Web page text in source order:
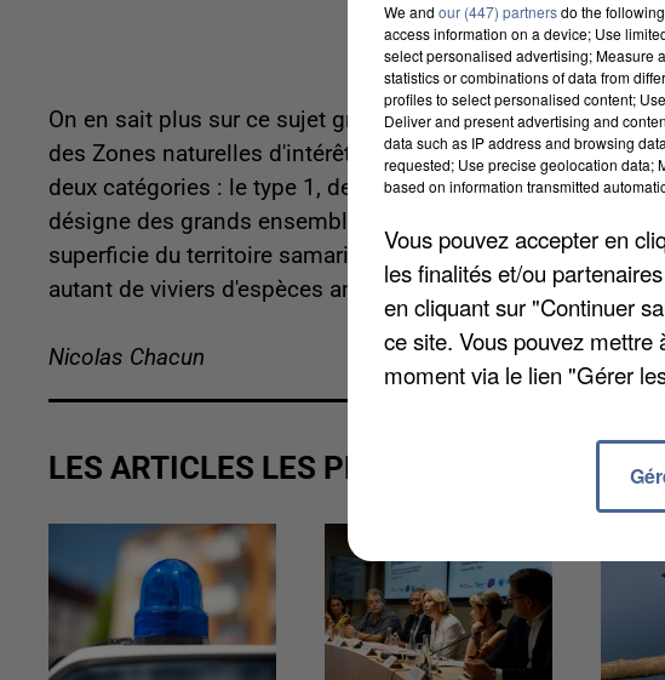
On en sait plus sur ce sujet grâce à l'Observatoire des
des Zones naturelles d'intérêt ecologique faunistique et
deux catégories : le type 1, des secteurs de grand intérêt
désigne des grands ensembles naturels riches et peu
superficie du territoire samarien compte ainsi 10,3% de
autant de viviers d'espèces animales ou végétales.
Nicolas Chacun
LES ARTICLES LES PLUS VUS
We and our (447) partnersdo the
access information on a device; Use
select personalised advertising; Measure
statistics or combinations of data from
profiles to select personalised content;
Deliver and present advertising and
data such as IP address and browsing
requested; Use precise geolocation data;
based on information transmitted
Vous pouvez accepter en
les finalités et/ou
en cliquant sur "Continuer
ce site. Vous pouvez
moment via le lien "Gérer